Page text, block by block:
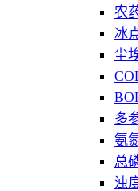
农
冰
尘
多
氨
总
浊